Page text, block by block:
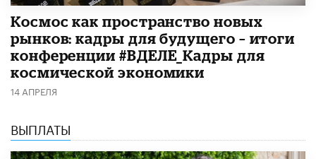
Космос как пространство новых
рынков: кадры для будущего – итоги
конференции #ВДЕЛЕ_Кадры для
космической экономики
14 АПРЕЛЯ
ВЫПЛАТЫ